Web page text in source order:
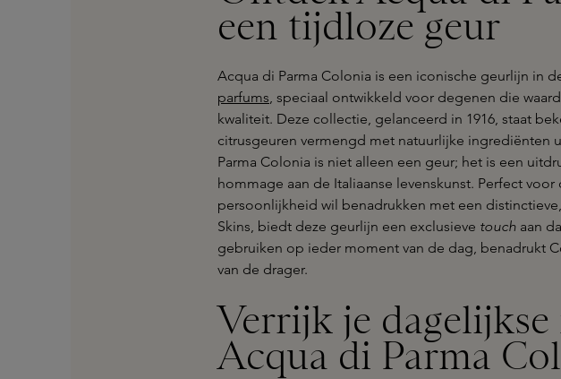
een tijdloze geur
Acqua di Parma Colonia is een iconische geurlijn in
parfums, speciaal ontwikkeld voor degenen die
kwaliteit. Deze collectie, gelanceerd in 1916, staat
citrusgeuren vermengd met natuurlijke ingrediënten
Parma Colonia is niet alleen een geur; het is een
hommage aan de Italiaanse levenskunst. Perfect voor
persoonlijkheid wil benadrukken met een
Skins, biedt deze geurlijn een exclusieve touch aan
gebruiken op ieder moment van de dag, benadrukt
van de drager.
Verrijk je dagelijkse
Acqua di Parma